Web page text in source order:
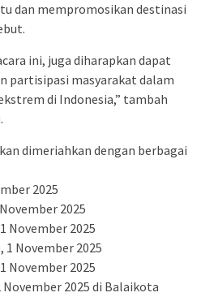
dan mempromosikan destinasi
ini, juga diharapkan dapat
partisipasi masyarakat dalam
di Indonesia,” tambah
dimeriahkan dengan berbagai
2025
2025
November 2025
1 November 2025
November 2025
2025 di Balaikota